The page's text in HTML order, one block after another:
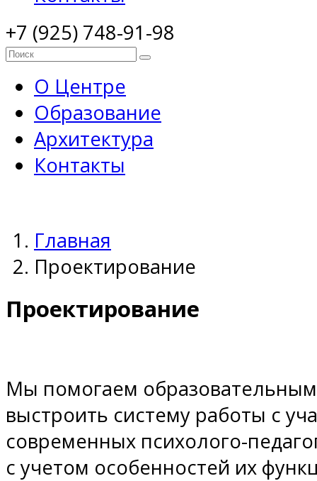
+7 (925) 748-91-98
О Центре
Образование
Архитектура
Контакты
Главная
Проектирование
Проектирование
Мы помогаем
выстроить систему работы с
современных психолого-
с учетом особенностей их